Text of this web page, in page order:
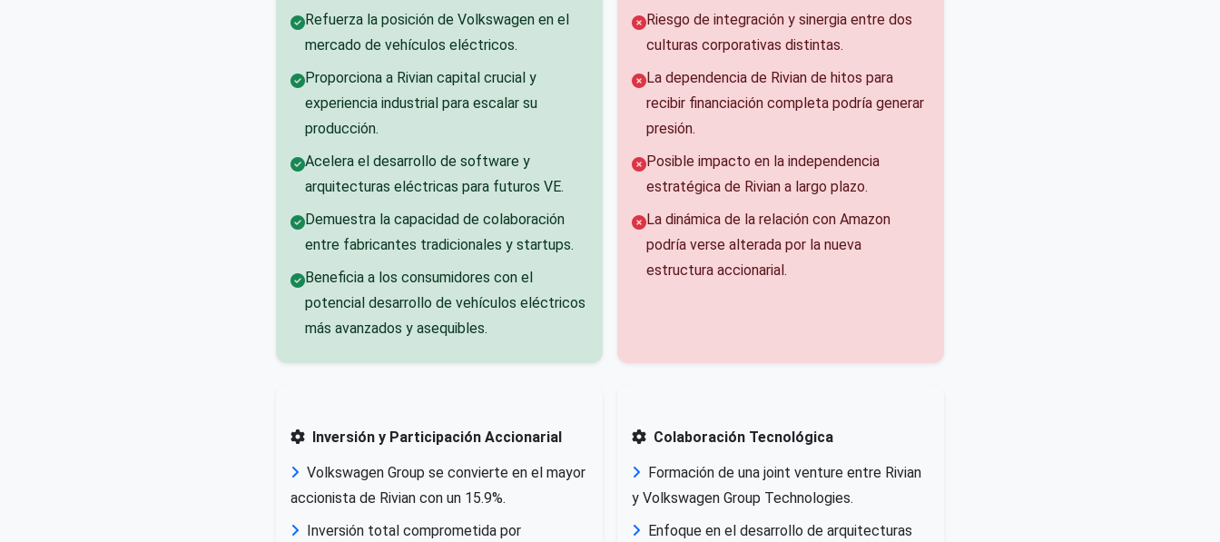
Refuerza la posición de Volkswagen en el
mercado de vehículos eléctricos.
Proporciona a Rivian capital crucial y
experiencia industrial para escalar su
producción.
Acelera el desarrollo de software y
arquitecturas eléctricas para futuros VE.
Demuestra la capacidad de colaboración
entre fabricantes tradicionales y startups.
Beneficia a los consumidores con el
potencial desarrollo de vehículos eléctricos
más avanzados y asequibles.
Riesgo de integración y sinergia entre dos
culturas corporativas distintas.
La dependencia de Rivian de hitos para
recibir financiación completa podría generar
presión.
Posible impacto en la independencia
estratégica de Rivian a largo plazo.
La dinámica de la relación con Amazon
podría verse alterada por la nueva
estructura accionarial.
Inversión y Participación Accionarial
Volkswagen Group se convierte en el mayor
accionista de Rivian con un 15.9%.
Inversión total comprometida por
Colaboración Tecnológica
Formación de una joint venture entre Rivian
y Volkswagen Group Technologies.
Enfoque en el desarrollo de arquitecturas